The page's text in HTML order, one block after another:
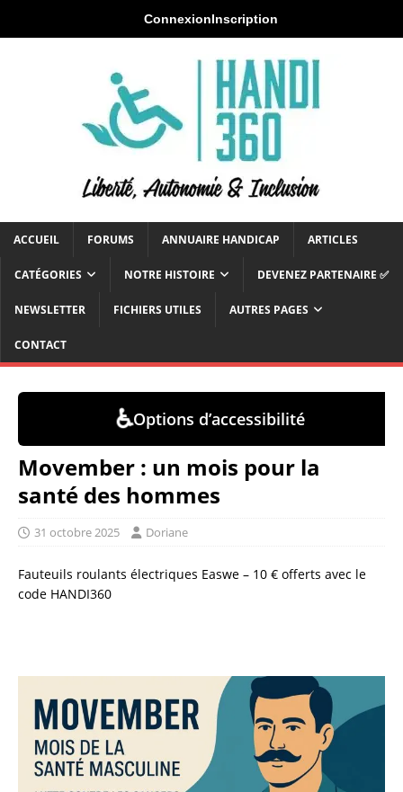
ConnexionInscription
ACCUEIL FORUMS ANNUAIRE HANDICAP ARTICLES
CATÉGORIES NOTRE HISTOIRE DEVENEZ PARTENAIRE ✅
NEWSLETTER FICHIERS UTILES AUTRES PAGES
CONTACT
♿Options d’accessibilité
Movember : un mois pour la
santé des hommes
31 octobre 2025 Doriane
Fauteuils roulants électriques Easwe – 10 € offerts avec le
code HANDI360